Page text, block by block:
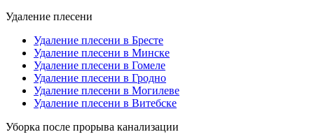
Удаление плесени
Удаление плесени в Бресте
Удаление плесени в Минске
Удаление плесени в Гомеле
Удаление плесени в Гродно
Удаление плесени в Могилеве
Удаление плесени в Витебске
Уборка после прорыва канализации